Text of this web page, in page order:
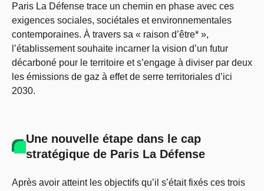
Paris La Défense trace un chemin en phase avec ces
exigences sociales, sociétales et environnementales
contemporaines. À travers sa « raison d’être* »,
l’établissement souhaite incarner la vision d’un futur
décarboné pour le territoire et s’engage à diviser par deux
les émissions de gaz à effet de serre territoriales d’ici
2030.
Une nouvelle étape dans le cap
stratégique de Paris La Défense
Après avoir atteint les objectifs qu’il s’était fixés ces trois